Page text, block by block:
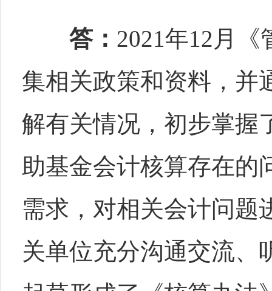
答： 2021年12月
集相关政策和资料，并
解有关情况，初步掌握
助基金会计核算存在的
需求，对相关会计问题
关单位充分沟通交流、